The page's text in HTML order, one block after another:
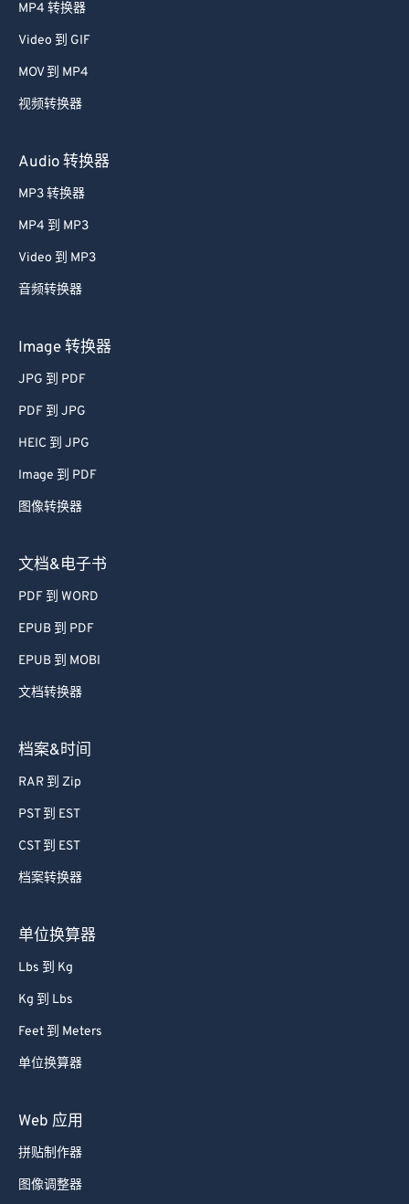
MP4 转换器
Video 到 GIF
MOV 到 MP4
视频转换器
Audio 转换器
MP3 转换器
MP4 到 MP3
Video 到 MP3
音频转换器
Image 转换器
JPG 到 PDF
PDF 到 JPG
HEIC 到 JPG
Image 到 PDF
图像转换器
文档&电子书
PDF 到 WORD
EPUB 到 PDF
EPUB 到 MOBI
文档转换器
档案&时间
RAR 到 Zip
PST 到 EST
CST 到 EST
档案转换器
单位换算器
Lbs 到 Kg
Kg 到 Lbs
Feet 到 Meters
单位换算器
Web 应用
拼贴制作器
图像调整器